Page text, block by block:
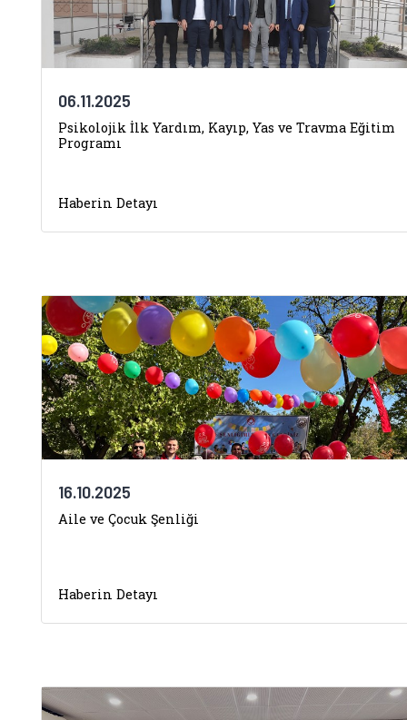
06.11.2025
Psikolojik İlk Yardım, Kayıp, Yas ve Travma Eğitim
Programı
Haberin Detayı
16.10.2025
Aile ve Çocuk Şenliği
Haberin Detayı